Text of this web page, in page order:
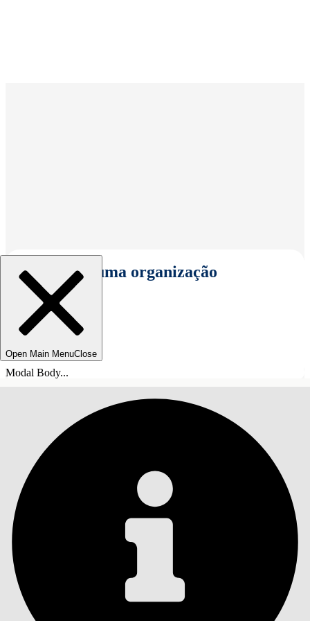
Selecionar uma organização
Open Main MenuClose
Modal Body...
ÍNDICE